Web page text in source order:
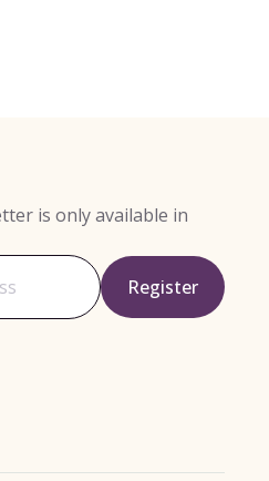
is only available in
Register